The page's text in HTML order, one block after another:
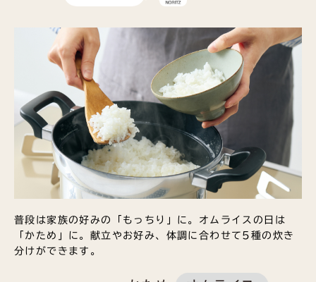
普段は家族の好みの「もっちり」に。オムライスの日は
「かため」に。献立やお好み、体調に合わせて5種の炊き
分けができます。